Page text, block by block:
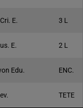
E. 3 L
E. 2 L
Edu. ENC.
TETE